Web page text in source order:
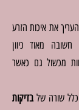
את איכות הזרע
חשובה מאוד כיוון
מכשול גם כאשר
כלל שורה שלבדיקות